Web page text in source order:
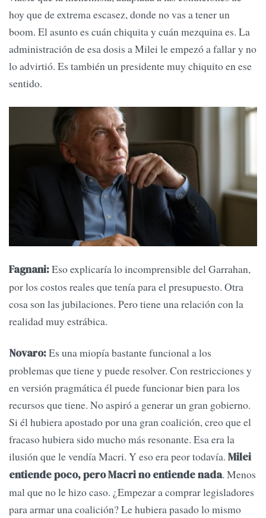
hoy que de extrema escasez, donde no vas a tener un
boom. El asunto es cuán chiquita y cuán mezquina es. La
administración de esa dosis a Milei le empezó a fallar y no
lo advirtió. Es también un presidente muy chiquito en ese
sentido.
Fagnani:Eso explicaría lo incomprensible del Garrahan,
por los costos reales que tenía para el presupuesto. Otra
cosa son las jubilaciones. Pero tiene una relación con la
realidad muy estrábica.
Novaro:Es una miopía bastante funcional a los
problemas que tiene y puede resolver. Con restricciones y
en versión pragmática él puede funcionar bien para los
recursos que tiene. No aspiró a generar un gran gobierno.
Si él hubiera apostado por una gran coalición, creo que el
fracaso hubiera sido mucho más resonante. Esa era la
ilusión que le vendía Macri. Y eso era peor todavía. Milei
entiende poco, pero Macri no entiende nada. Menos
mal que no le hizo caso. ¿Empezar a comprar legisladores
para armar una coalición? Le hubiera pasado lo mismo